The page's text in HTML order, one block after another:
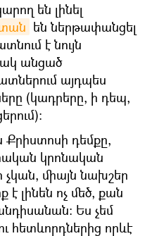
են լինել
են ներթափանցել
է նույն
անցած
այդպես
(կադրերը, ի դեպ,
Քրիստոսի դեմքը,
կրոնական
չկան, միայն նախշեր
լինեն ոչ մեծ, քան
Ես չեմ
հետևորդներից որևէ